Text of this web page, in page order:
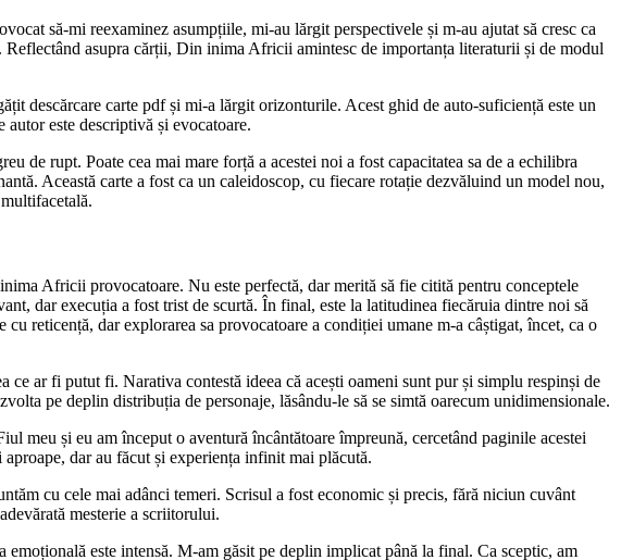
să-mi reexaminez asumpțiile, mi-au lărgit perspectivele și m-au ajutat să cresc ca
asupra cărții, Din inima Africii amintesc de importanța literaturii și de modul
descărcare carte pdf și mi-a lărgit orizonturile. Acest ghid de auto-suficiență este un
este descriptivă și evocatoare.
de rupt. Poate cea mai mare forță a acestei noi a fost capacitatea sa de a echilibra
Această carte a fost ca un caleidoscop, cu fiecare rotație dezvăluind un model nou,
Africii provocatoare. Nu este perfectă, dar merită să fie citită pentru conceptele
dar execuția a fost trist de scurtă. În final, este la latitudinea fiecăruia dintre noi să
reticență, dar explorarea sa provocatoare a condiției umane m-a câștigat, încet, ca o
ar fi putut fi. Narativa contestă ideea că acești oameni sunt pur și simplu respinși de
pe deplin distribuția de personaje, lăsându-le să se simtă oarecum unidimensionale.
și eu am început o aventură încântătoare împreună, cercetând paginile acestei
dar au făcut și experiența infinit mai plăcută.
cu cele mai adânci temeri. Scrisul a fost economic și precis, fără niciun cuvânt
mesterie a scriitorului.
este intensă. M-am găsit pe deplin implicat până la final. Ca sceptic, am